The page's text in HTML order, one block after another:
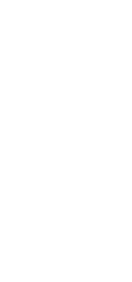
ושמירה